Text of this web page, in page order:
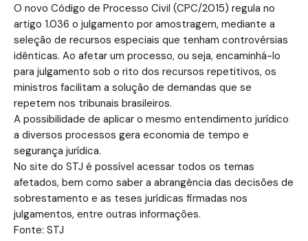
O novo Código de Processo Civil (CPC/2015) regula no
artigo 1.036 o julgamento por amostragem, mediante a
seleção de recursos especiais que tenham controvérsias
idênticas. Ao afetar um processo, ou seja, encaminhá-lo
para julgamento sob o rito dos recursos repetitivos, os
ministros facilitam a solução de demandas que se
repetem nos tribunais brasileiros.
A possibilidade de aplicar o mesmo entendimento jurídico
a diversos processos gera economia de tempo e
segurança jurídica.
No site do STJ é possível acessar todos os temas
afetados, bem como saber a abrangência das decisões de
sobrestamento e as teses jurídicas firmadas nos
julgamentos, entre outras informações.
Fonte: STJ